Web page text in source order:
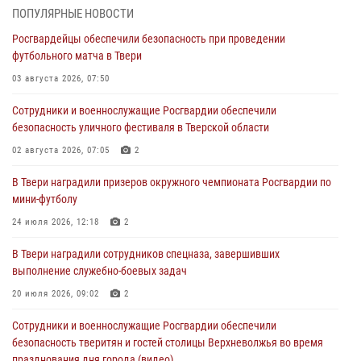
28 июля 2026, 11:30 2
Сотрудники вневедомственной охраны совершили 250 выездов и
пресекли 20 правонарушений за неделю в Тверской области
27 июля 2026, 08:29
В Твери наградили призеров окружного чемпионата Росгвардии по
мини-футболу
24 июля 2026, 12:18 2
Росгвардейцы оказали помощь водителю на дороге в городе Кашин
22 июля 2026, 08:35
Представители Росгвардии провели спортивно — патриотическое
мероприятие для воспитанников летнего лагеря в Тверской области
(видео)
ПОПУЛЯРНЫЕ НОВОСТИ
Росгвардейцы обеспечили безопасность при проведении
футбольного матча в Твери
03 августа 2026, 07:50
Сотрудники и военнослужащие Росгвардии обеспечили
безопасность уличного фестиваля в Тверской области
02 августа 2026, 07:05 2
В Твери наградили призеров окружного чемпионата Росгвардии по
мини-футболу
24 июля 2026, 12:18 2
В Твери наградили сотрудников спецназа, завершивших
выполнение служебно-боевых задач
20 июля 2026, 09:02 2
Сотрудники и военнослужащие Росгвардии обеспечили
безопасность тверитян и гостей столицы Верхневолжья во время